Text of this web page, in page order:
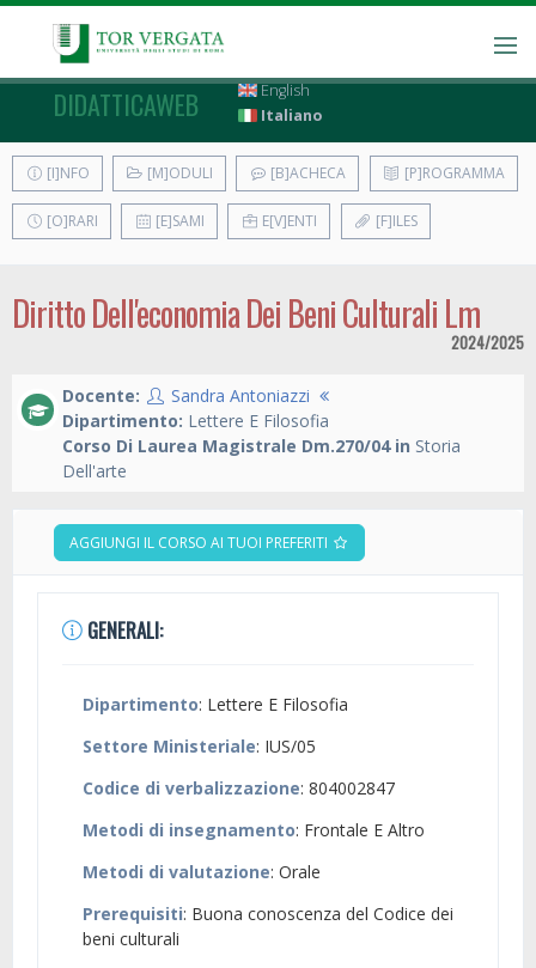
DIDATTICAWEB
English
Italiano
[I]NFO [M]ODULI [B]ACHECA [P]ROGRAMMA
[O]RARI [E]SAMI E[V]ENTI [F]ILES
Diritto Dell'economia Dei Beni Culturali Lm
2024/2025
Docente:
Sandra Antoniazzi
Dipartimento: Lettere E Filosofia
Corso Di Laurea Magistrale Dm.270/04 in Storia
Dell'arte
AGGIUNGI IL CORSO AI TUOI PREFERITI
GENERALI:
Dipartimento: Lettere E Filosofia
Settore Ministeriale: IUS/05
Codice di verbalizzazione: 804002847
Metodi di insegnamento: Frontale E Altro
Metodi di valutazione: Orale
Prerequisiti: Buona conoscenza del Codice dei
beni culturali